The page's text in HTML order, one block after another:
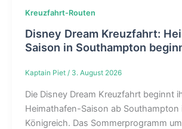
Kreuzfahrt-Routen
Disney Dream Kreuzfahrt:
Saison in Southampton
Kaptain Piet / 3. August 2026
Die Disney Dream Kreuzfahrt beginnt
Heimathafen-Saison ab Southampton
Königreich. Das Sommerprogramm